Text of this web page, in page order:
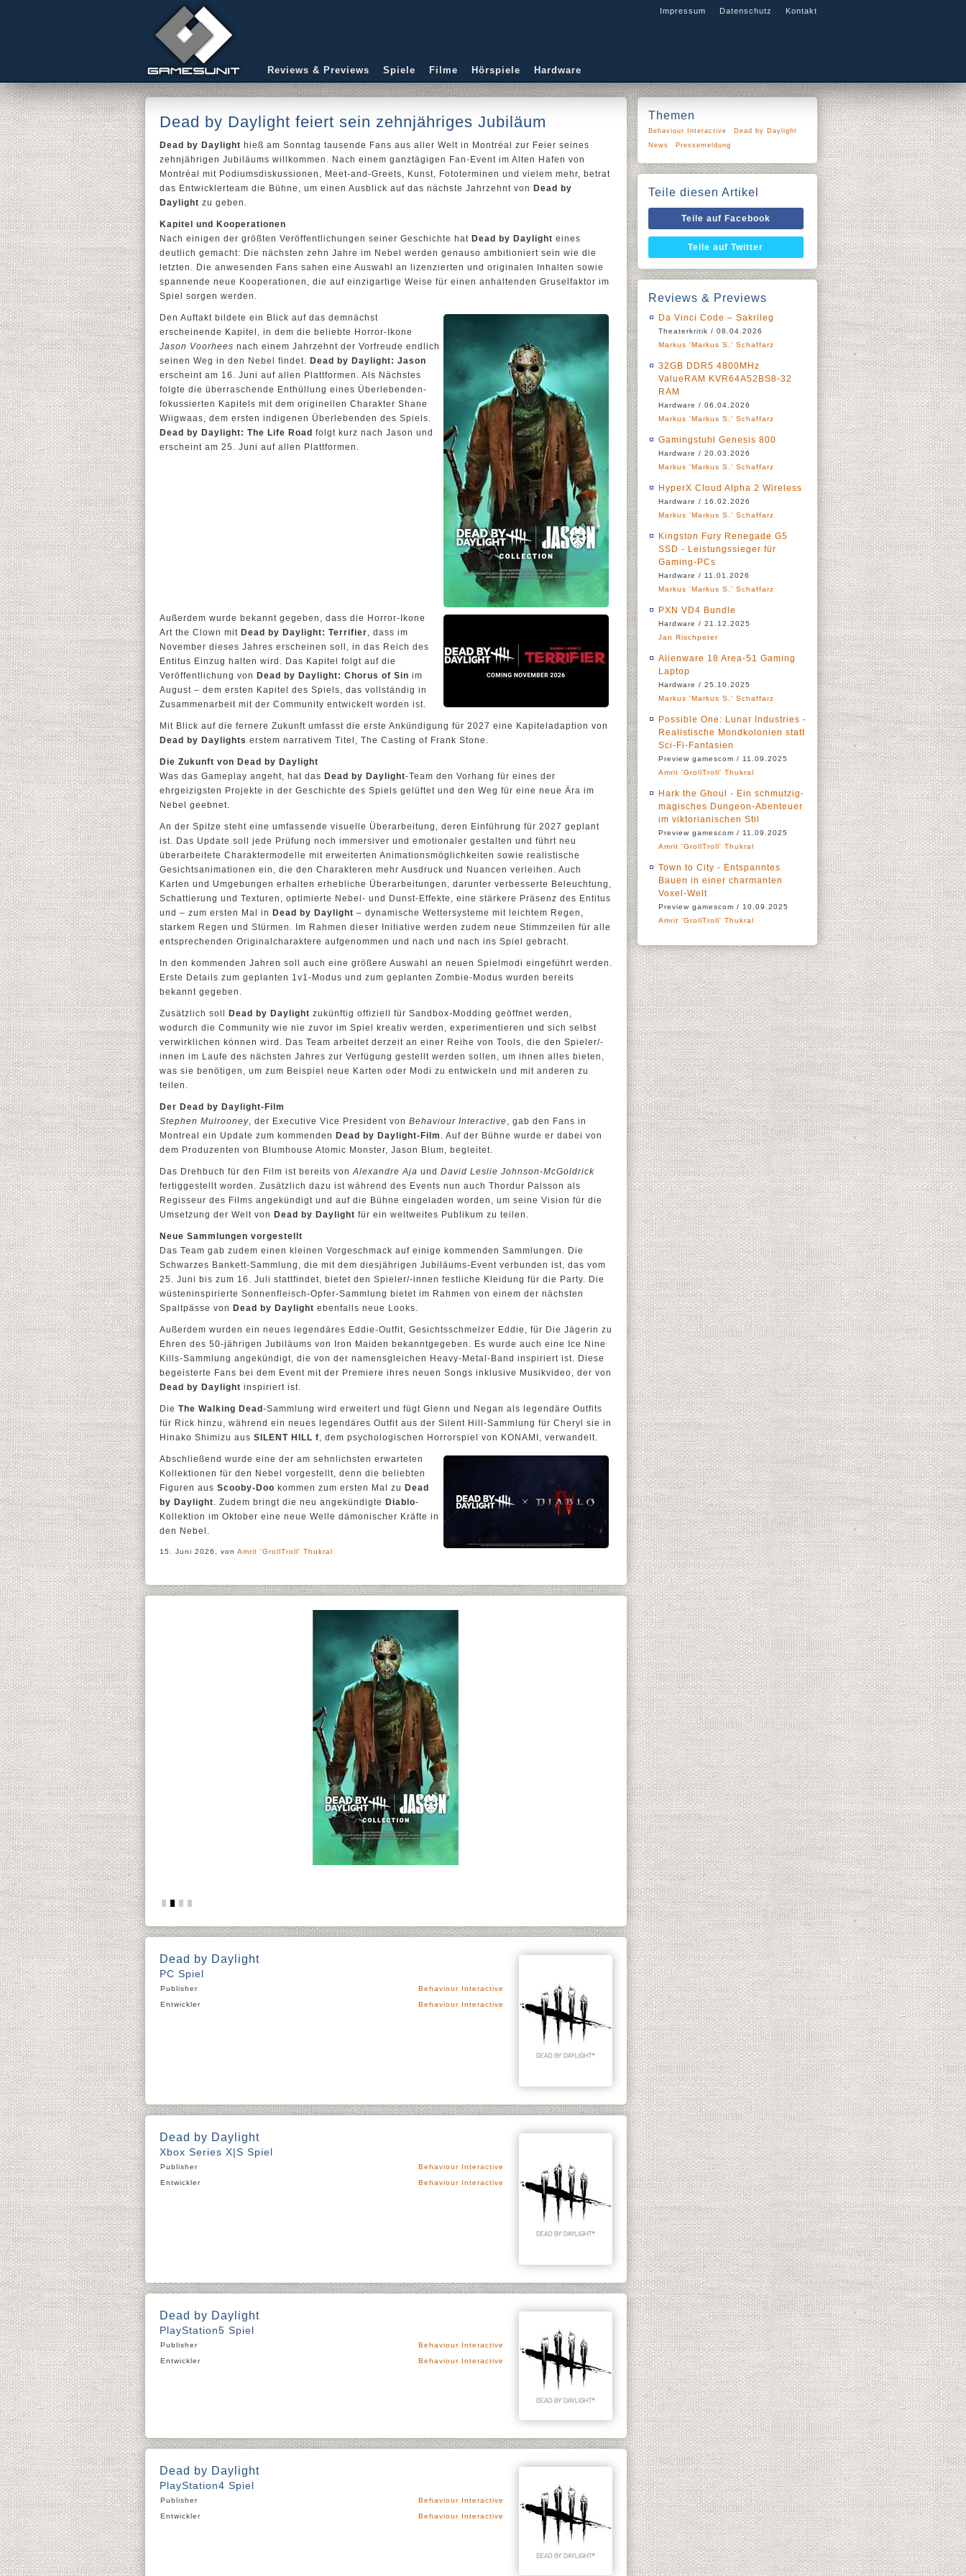
Impressum Datenschutz Kontakt
Reviews & Previews Spiele Filme Hörspiele Hardware
Dead by Daylight feiert sein zehnjähriges Jubiläum
Dead by Daylight hieß am Sonntag tausende Fans aus aller Welt in Montréal zur Feier seines
zehnjährigen Jubiläums willkommen. Nach einem ganztägigen Fan-Event im Alten Hafen von
Montréal mit Podiumsdiskussionen, Meet-and-Greets, Kunst, Fototerminen und vielem mehr, betrat
das Entwicklerteam die Bühne, um einen Ausblick auf das nächste Jahrzehnt von Dead by
Daylight zu geben.
Kapitel und Kooperationen
Nach einigen der größten Veröffentlichungen seiner Geschichte hat Dead by Daylight eines
deutlich gemacht: Die nächsten zehn Jahre im Nebel werden genauso ambitioniert sein wie die
letzten. Die anwesenden Fans sahen eine Auswahl an lizenzierten und originalen Inhalten sowie
spannende neue Kooperationen, die auf einzigartige Weise für einen anhaltenden Gruselfaktor im
Spiel sorgen werden.
Den Auftakt bildete ein Blick auf das demnächst
erscheinende Kapitel, in dem die beliebte Horror-Ikone
Jason Voorhees nach einem Jahrzehnt der Vorfreude endlich
seinen Weg in den Nebel findet. Dead by Daylight: Jason
erscheint am 16. Juni auf allen Plattformen. Als Nächstes
folgte die überraschende Enthüllung eines Überlebenden-
fokussierten Kapitels mit dem originellen Charakter Shane
Wiigwaas, dem ersten indigenen Überlebenden des Spiels.
Dead by Daylight: The Life Road folgt kurz nach Jason und
erscheint am 25. Juni auf allen Plattformen.
Außerdem wurde bekannt gegeben, dass die Horror-Ikone
Art the Clown mit Dead by Daylight: Terrifier, dass im
November dieses Jahres erscheinen soll, in das Reich des
Entitus Einzug halten wird. Das Kapitel folgt auf die
Veröffentlichung von Dead by Daylight: Chorus of Sin im
August – dem ersten Kapitel des Spiels, das vollständig in
Zusammenarbeit mit der Community entwickelt worden ist.
Mit Blick auf die fernere Zukunft umfasst die erste Ankündigung für 2027 eine Kapiteladaption von
Dead by Daylights erstem narrativem Titel, The Casting of Frank Stone.
Die Zukunft von Dead by Daylight
Was das Gameplay angeht, hat das Dead by Daylight-Team den Vorhang für eines der
ehrgeizigsten Projekte in der Geschichte des Spiels gelüftet und den Weg für eine neue Ära im
Nebel geebnet.
An der Spitze steht eine umfassende visuelle Überarbeitung, deren Einführung für 2027 geplant
ist. Das Update soll jede Prüfung noch immersiver und emotionaler gestalten und führt neu
überarbeitete Charaktermodelle mit erweiterten Animationsmöglichkeiten sowie realistische
Gesichtsanimationen ein, die den Charakteren mehr Ausdruck und Nuancen verleihen. Auch
Karten und Umgebungen erhalten erhebliche Überarbeitungen, darunter verbesserte Beleuchtung,
Schattierung und Texturen, optimierte Nebel- und Dunst-Effekte, eine stärkere Präsenz des Entitus
und – zum ersten Mal in Dead by Daylight – dynamische Wettersysteme mit leichtem Regen,
starkem Regen und Stürmen. Im Rahmen dieser Initiative werden zudem neue Stimmzeilen für alle
entsprechenden Originalcharaktere aufgenommen und nach und nach ins Spiel gebracht.
In den kommenden Jahren soll auch eine größere Auswahl an neuen Spielmodi eingeführt werden.
Erste Details zum geplanten 1v1-Modus und zum geplanten Zombie-Modus wurden bereits
bekannt gegeben.
Zusätzlich soll Dead by Daylight zukünftig offiziell für Sandbox-Modding geöffnet werden,
wodurch die Community wie nie zuvor im Spiel kreativ werden, experimentieren und sich selbst
verwirklichen können wird. Das Team arbeitet derzeit an einer Reihe von Tools, die den Spieler/-
innen im Laufe des nächsten Jahres zur Verfügung gestellt werden sollen, um ihnen alles bieten,
was sie benötigen, um zum Beispiel neue Karten oder Modi zu entwickeln und mit anderen zu
teilen.
Der Dead by Daylight-Film
Stephen Mulrooney, der Executive Vice President von Behaviour Interactive, gab den Fans in
Montreal ein Update zum kommenden Dead by Daylight-Film . Auf der Bühne wurde er dabei von
dem Produzenten von Blumhouse Atomic Monster, Jason Blum, begleitet.
Das Drehbuch für den Film ist bereits vonAlexandre Aja und David Leslie Johnson-McGoldrick
fertiggestellt worden. Zusätzlich dazu ist während des Events nun auch Thordur Palsson als
Regisseur des Films angekündigt und auf die Bühne eingeladen worden, um seine Vision für die
Umsetzung der Welt von Dead by Daylight für ein weltweites Publikum zu teilen.
Neue Sammlungen vorgestellt
Das Team gab zudem einen kleinen Vorgeschmack auf einige kommenden Sammlungen. Die
Schwarzes Bankett-Sammlung, die mit dem diesjährigen Jubiläums-Event verbunden ist, das vom
25. Juni bis zum 16. Juli stattfindet, bietet den Spieler/-innen festliche Kleidung für die Party. Die
wüsteninspirierte Sonnenfleisch-Opfer-Sammlung bietet im Rahmen von einem der nächsten
Spaltpässe von Dead by Daylight ebenfalls neue Looks.
Außerdem wurden ein neues legendäres Eddie-Outfit, Gesichtsschmelzer Eddie, für Die Jägerin zu
Ehren des 50-jährigen Jubiläums von Iron Maiden bekanntgegeben. Es wurde auch eine Ice Nine
Kills-Sammlung angekündigt, die von der namensgleichen Heavy-Metal-Band inspiriert ist. Diese
begeisterte Fans bei dem Event mit der Premiere ihres neuen Songs inklusive Musikvideo, der von
Dead by Daylight inspiriert ist.
Die The Walking Dead -Sammlung wird erweitert und fügt Glenn und Negan als legendäre Outfits
für Rick hinzu, während ein neues legendäres Outfit aus der Silent Hill-Sammlung für Cheryl sie in
Hinako Shimizu aus SILENT HILL f, dem psychologischen Horrorspiel von KONAMI, verwandelt.
Abschließend wurde eine der am sehnlichsten erwarteten
Kollektionen für den Nebel vorgestellt, denn die beliebten
Figuren aus Scooby-Doo kommen zum ersten Mal zu Dead
by Daylight. Zudem bringt die neu angekündigte Diablo-
Kollektion im Oktober eine neue Welle dämonischer Kräfte in
den Nebel.
15. Juni 2026, von Amrit 'GrollTroll' Thukral
Dead by Daylight
PC Spiel
Publisher
Behaviour Interactive
Entwickler
Behaviour Interactive
Dead by Daylight
Xbox Series X|S Spiel
Publisher
Behaviour Interactive
Entwickler
Behaviour Interactive
Dead by Daylight
PlayStation5 Spiel
Publisher
Behaviour Interactive
Entwickler
Behaviour Interactive
Dead by Daylight
PlayStation4 Spiel
Publisher
Behaviour Interactive
Entwickler
Behaviour Interactive
Themen
Behaviour Interactive
Dead by Daylight
News
Pressemeldung
Teile diesen Artikel
Teile auf Facebook
Teile auf Twitter
Reviews & Previews
Da Vinci Code – Sakrileg
Theaterkritik / 08.04.2026
Markus 'Markus S.' Schaffarz
32GB DDR5 4800MHz
ValueRAM KVR64A52BS8-32
RAM
Hardware / 06.04.2026
Markus 'Markus S.' Schaffarz
Gamingstuhl Genesis 800
Hardware / 20.03.2026
Markus 'Markus S.' Schaffarz
HyperX Cloud Alpha 2 Wireless
Hardware / 16.02.2026
Markus 'Markus S.' Schaffarz
Kingston Fury Renegade G5
SSD - Leistungssieger für
Gaming-PCs
Hardware / 11.01.2026
Markus 'Markus S.' Schaffarz
PXN VD4 Bundle
Hardware / 21.12.2025
Jan Rischpeter
Alienware 18 Area-51 Gaming
Laptop
Hardware / 25.10.2025
Markus 'Markus S.' Schaffarz
Possible One: Lunar Industries -
Realistische Mondkolonien statt
Sci-Fi-Fantasien
Preview gamescom / 11.09.2025
Amrit 'GrollTroll' Thukral
Hark the Ghoul - Ein schmutzig-
magisches Dungeon-Abenteuer
im viktorianischen Stil
Preview gamescom / 11.09.2025
Amrit 'GrollTroll' Thukral
Town to City - Entspanntes
Bauen in einer charmanten
Voxel-Welt
Preview gamescom / 10.09.2025
Amrit 'GrollTroll' Thukral